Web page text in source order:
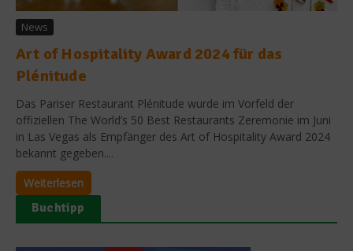
News
Art of Hospitality Award 2024 für das
Plénitude
Das Pariser Restaurant Plénitude wurde im Vorfeld der
offiziellen The World’s 50 Best Restaurants Zeremonie im Juni
in Las Vegas als Empfänger des Art of Hospitality Award 2024
bekannt gegeben....
Weiterlesen
Buchtipp